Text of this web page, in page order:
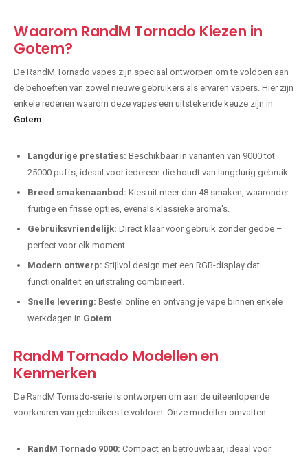
Waarom RandM Tornado Kiezen in
Gotem?
De RandM Tornado vapes zijn speciaal ontworpen om te voldoen aan
de behoeften van zowel nieuwe gebruikers als ervaren vapers. Hier zijn
enkele redenen waarom deze vapes een uitstekende keuze zijn in
Gotem:
Langdurige prestaties: Beschikbaar in varianten van 9000 tot
25000 puffs, ideaal voor iedereen die houdt van langdurig gebruik.
Breed smakenaanbod: Kies uit meer dan 48 smaken, waaronder
fruitige en frisse opties, evenals klassieke aroma's.
Gebruiksvriendelijk: Direct klaar voor gebruik zonder gedoe –
perfect voor elk moment.
Modern ontwerp: Stijlvol design met een RGB-display dat
functionaliteit en uitstraling combineert.
Snelle levering: Bestel online en ontvang je vape binnen enkele
werkdagen in Gotem
RandM Tornado Modellen en
Kenmerken
De RandM Tornado-serie is ontworpen om aan de uiteenlopende
voorkeuren van gebruikers te voldoen. Onze modellen omvatten:
RandM Tornado 9000: Compact en betrouwbaar, ideaal voor